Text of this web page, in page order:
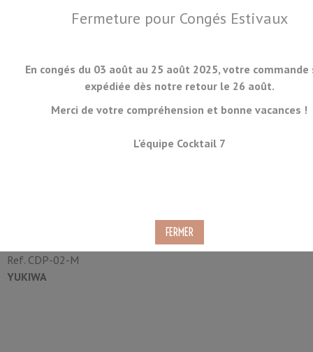
MENU
Fermeture pour Congés Estivaux
En congés du 03 août au 25 août 2025, votre commande
expédiée dès notre retour le 26 août.
Merci de votre compréhension et bonne vacances !
L'équipe Cocktail 7
Ref. CDP-02-M
YUKIWA